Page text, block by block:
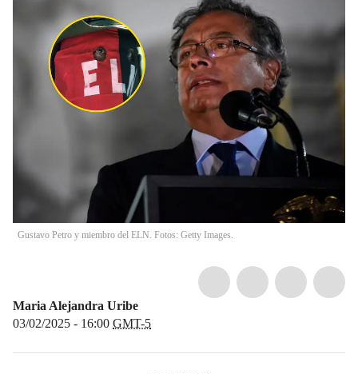
Gustavo Petro y miembro del ELN. Fotos: Getty Images.
Maria Alejandra Uribe
03/02/2025 - 16:00 GMT-5